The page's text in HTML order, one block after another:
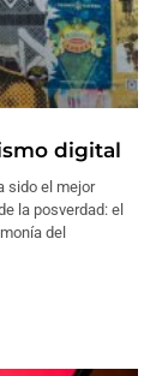
digital
sido el mejor
la posverdad: el
del